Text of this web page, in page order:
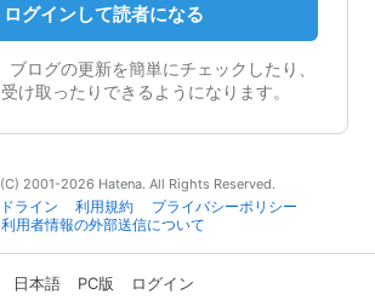
ログインして読者になる
ブログの更新を簡単にチェックしたり、
け取ったりできるようになります。
2001-2026 Hatena. All Rights Reserved.
ライン 利用規約
プライバシーポリシー
利用者情報の外部送信について
日本語 PC版 ログイン